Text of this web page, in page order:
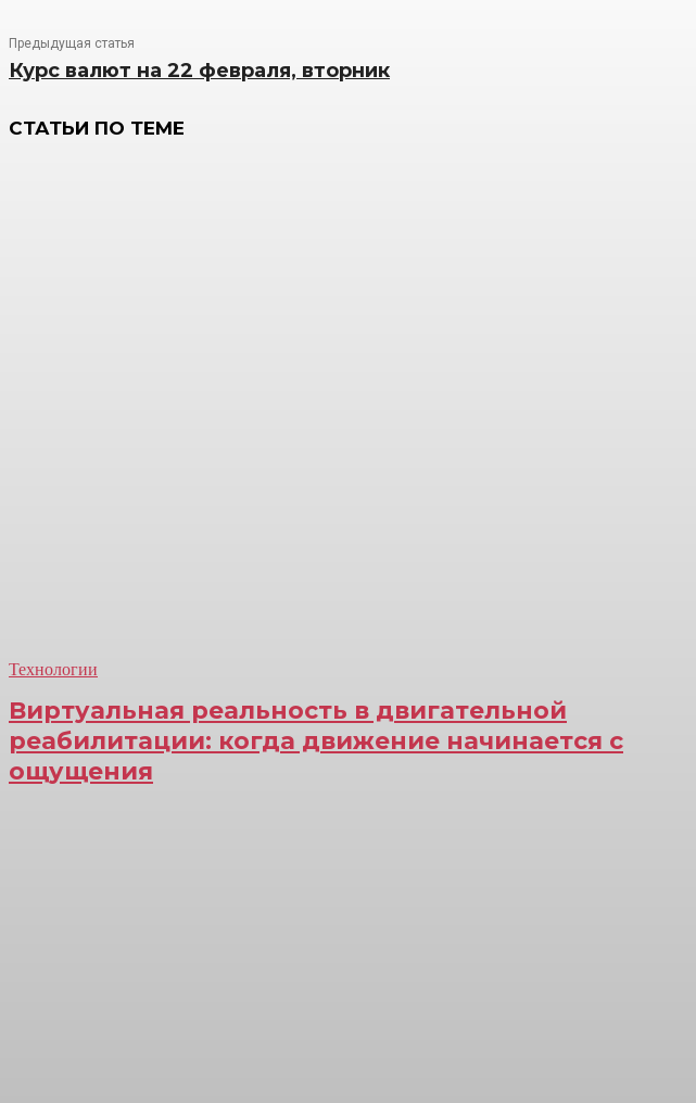
Предыдущая статья
Курс валют на 22 февраля, вторник
СТАТЬИ ПО ТЕМЕ
Технологии
Виртуальная реальность в двигательной
реабилитации: когда движение начинается с
ощущения